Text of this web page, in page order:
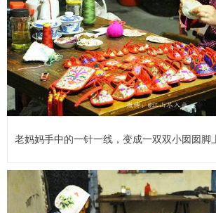
老妈妈手中的一针一线，变成一双双小囡囡脚